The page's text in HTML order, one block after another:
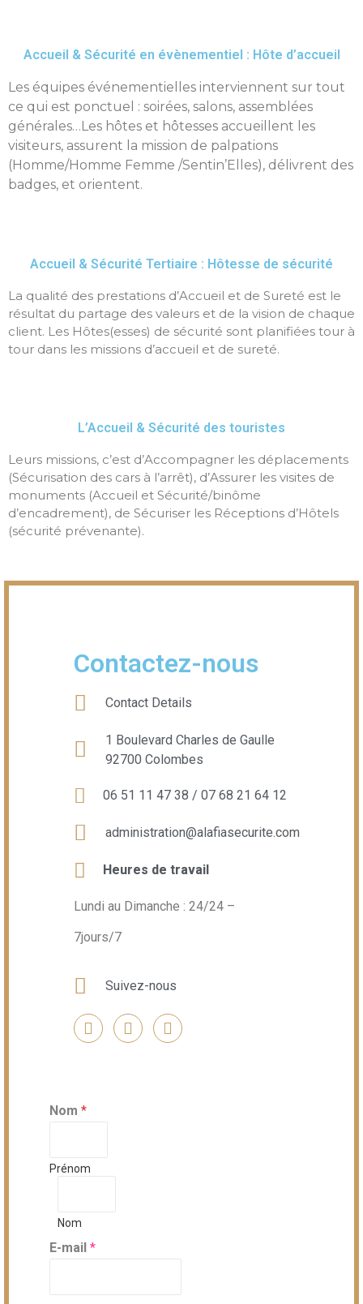
Accueil & Sécurité en évènementiel : Hôte d’accueil
Les équipes événementielles interviennent sur tout
ce qui est ponctuel : soirées, salons, assemblées
générales…Les hôtes et hôtesses accueillent les
visiteurs, assurent la mission de palpations
(Homme/Homme Femme /Sentin’Elles), délivrent des
badges, et orientent.
Accueil & Sécurité Tertiaire : Hôtesse de sécurité
La qualité des prestations d’Accueil et de Sureté est le
résultat du partage des valeurs et de la vision de chaque
client. Les Hôtes(esses) de sécurité sont planifiées tour à
tour dans les missions d’accueil et de sureté.
L’Accueil & Sécurité des touristes
Leurs missions, c’est d’Accompagner les déplacements
(Sécurisation des cars à l’arrêt), d’Assurer les visites de
monuments (Accueil et Sécurité/binôme
d’encadrement), de Sécuriser les Réceptions d’Hôtels
(sécurité prévenante).
Contactez-nous
Contact Details
1 Boulevard Charles de Gaulle
92700 Colombes
06 51 11 47 38 / 07 68 21 64 12
administration@alafiasecurite.com
Heures de travail
Lundi au Dimanche : 24/24 –
7jours/7
Suivez-nous
Nom *
Prénom
Nom
E-mail *